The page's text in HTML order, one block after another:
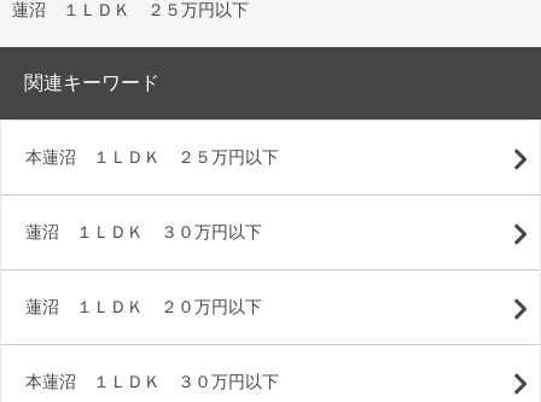
蓮沼 １ＬＤＫ ２５万円以下
関連キーワード
本蓮沼 １ＬＤＫ ２５万円以下
蓮沼 １ＬＤＫ ３０万円以下
蓮沼 １ＬＤＫ ２０万円以下
本蓮沼 １ＬＤＫ ３０万円以下